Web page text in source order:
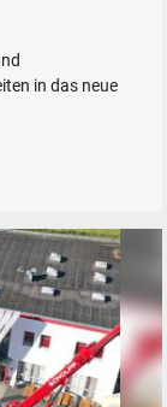
in das neue